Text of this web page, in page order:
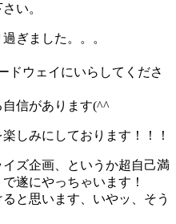
い。
ぎました。。。
ドウェイにいらしてくださ
信があります(^^ゞ
しみにしております！！！
ズ企画、というか超自己満
遂にやっちゃいます！
と思います、いやッ、そう